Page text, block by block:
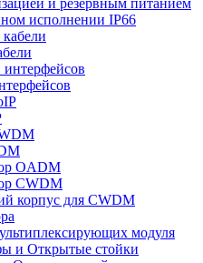
и резервным питанием
исполнении IP66
OADM
CWDM
корпус для CWDM
модуля